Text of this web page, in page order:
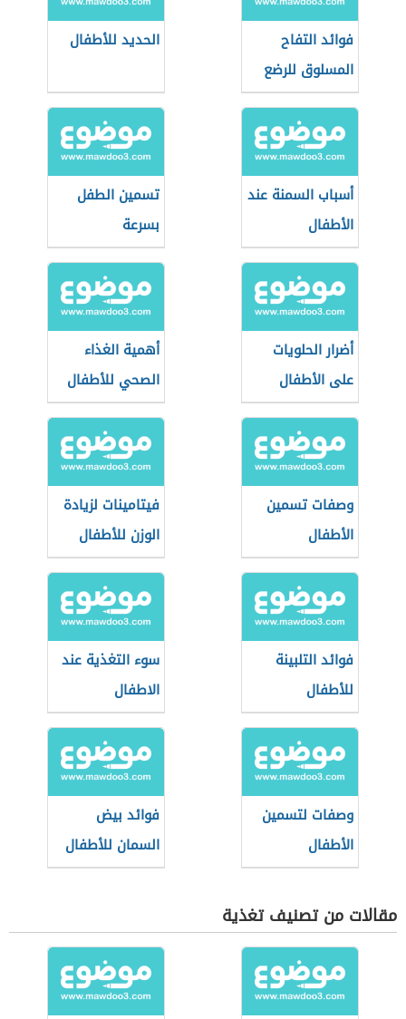
فوائد التفاح
المسلوق للرضع
الحديد للأطفال
أسباب السمنة عند
الأطفال
تسمين الطفل
بسرعة
أضرار الحلويات
على الأطفال
أهمية الغذاء
الصحي للأطفال
وصفات تسمين
الأطفال
فيتامينات لزيادة
الوزن للأطفال
فوائد التلبينة
للأطفال
سوء التغذية عند
الاطفال
وصفات لتسمين
الأطفال
فوائد بيض
السمان للأطفال
مقالات من تصنيف تغذية